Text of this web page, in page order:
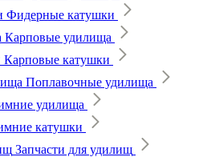
Фидерные катушки
Карповые удилища
Карповые катушки
Поплавочные удилища
удилища
катушки
Запчасти для удилищ